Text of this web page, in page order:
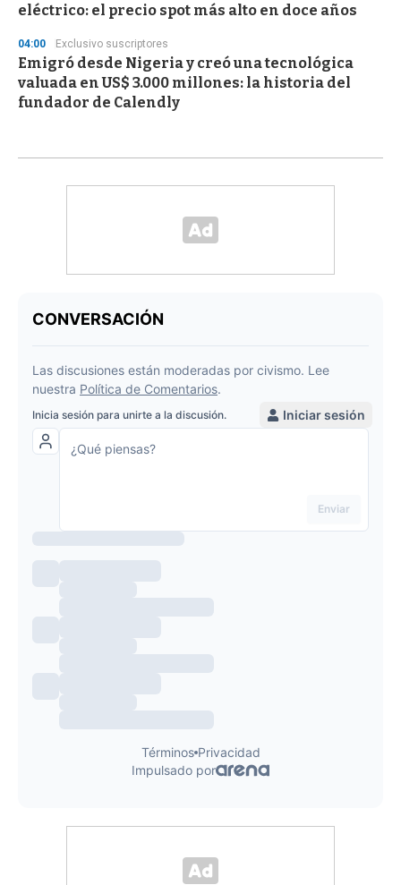
eléctrico: el precio spot más alto en doce años
04:00 Exclusivo suscriptores
Emigró desde Nigeria y creó una tecnológica
valuada en US$ 3.000 millones: la historia del
fundador de Calendly